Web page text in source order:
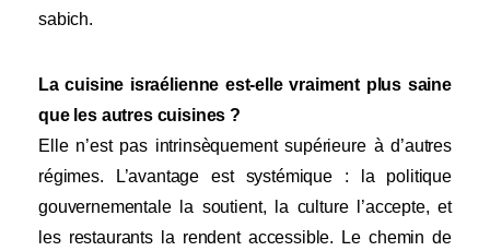
sabich.
La cuisine israélienne est-elle vraiment plus saine
que les autres cuisines ?
Elle n’est pas intrinsèquement supérieure à d’autres
régimes. L’avantage est systémique : la politique
gouvernementale la soutient, la culture l’accepte, et
les restaurants la rendent accessible. Le chemin de